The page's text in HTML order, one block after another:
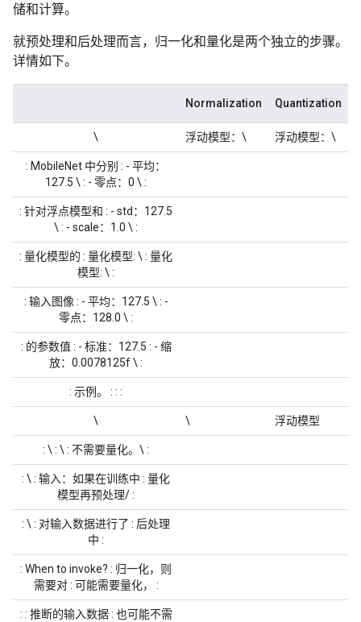
储和计算。
就预处理和后处理而言，归一化和量化是两个独立的步骤。
详情如下。
Normalization Quantization
\ 浮动模型：\ 浮动模型：\
: MobileNet 中分别 : - 平均：
127.5 \ : - 零点：0 \ :
: 针对浮点模型和 : - std：127.5
\ : - scale：1.0 \ :
: 量化模型的 : 量化模型: \ : 量化
模型: \ :
: 输入图像 : - 平均：127.5 \ : -
零点：128.0 \ :
: 的参数值 : - 标准：127.5 : - 缩
放：0.0078125f \ :
: 示例。 : : :
\ \ 浮动模型
: \ : \ : 不需要量化。\ :
: \ : 输入 ：如果在训练中 : 量化
模型再预处理/ :
: \ : 对输入数据进行了 : 后处理
中 :
: When to invoke? : 归一化，则
需要对 : 可能需要量化， :
: : 推断的输入数据 : 也可能不需